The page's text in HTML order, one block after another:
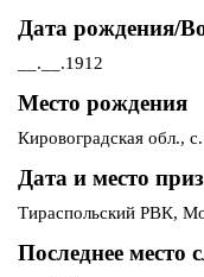
Дата рождения/
__.__.1912
Место рождения
Кировоградская обл.,
Дата и место
Тираспольский РВК,
Последнее место